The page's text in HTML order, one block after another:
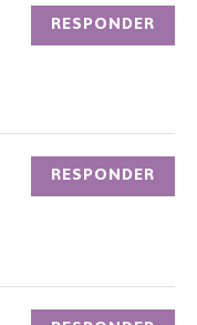
RESPONDER
RESPONDER